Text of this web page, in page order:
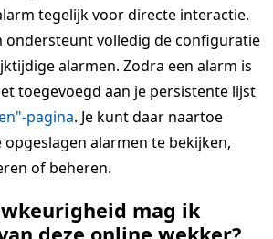
tegelijk voor directe interactie.
volledig de configuratie
alarmen. Zodra een alarm is
toegevoegd aan je persistente lijst
pagina. Je kunt daar naartoe
opgeslagen alarmen te bekijken,
of beheren.
mag ik